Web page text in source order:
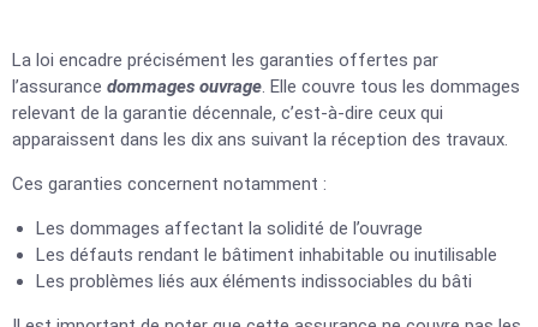
La loi encadre précisément les garanties offertes par
l’assurance dommages ouvrage. Elle couvre tous les dommages
relevant de la garantie décennale, c’est-à-dire ceux qui
apparaissent dans les dix ans suivant la réception des travaux.
Ces garanties concernent notamment :
Les dommages affectant la solidité de l’ouvrage
Les défauts rendant le bâtiment inhabitable ou inutilisable
Les problèmes liés aux éléments indissociables du bâti